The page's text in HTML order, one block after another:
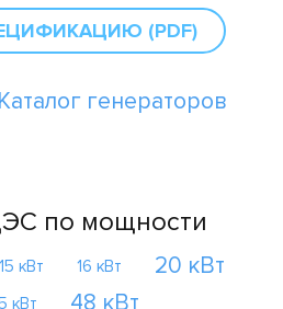
(PDF)
генераторов
по мощности
15 кВт 16 кВт 20 кВт
кВт 48 кВт